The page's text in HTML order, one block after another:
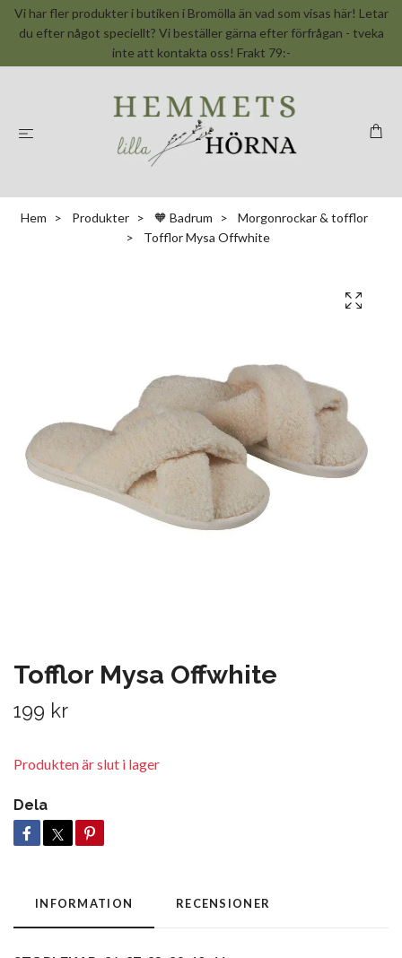
Vi har fler produkter i butiken i Bromölla än vad som visas här! Letar
du efter något speciellt? Vi beställer gärna efter förfrågan - tveka
inte att kontakta oss! Frakt 79:-
Hem Produkter 🧡 Badrum
Morgonrockar & tofflor
Tofflor Mysa Offwhite
Tofflor Mysa Offwhite
199 kr
Produkten är slut i lager
Dela
INFORMATION RECENSIONER